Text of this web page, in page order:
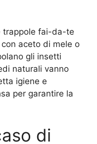
trappole fai-da-te
aceto di mele o
gli insetti
naturali vanno
igiene e
per garantire la
di